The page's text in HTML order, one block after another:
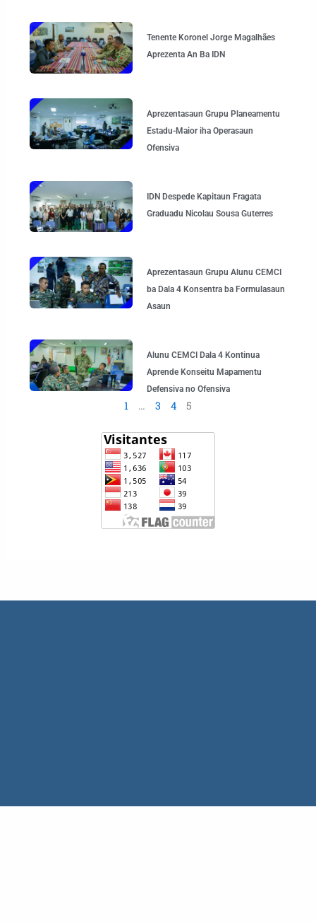
Tenente Koronel Jorge Magalhães
Aprezenta An Ba IDN
Aprezentasaun Grupu Planeamentu
Estadu-Maior iha Operasaun
Ofensiva
IDN Despede Kapitaun Fragata
Graduadu Nicolau Sousa Guterres
Aprezentasaun Grupu Alunu CEMCI
ba Dala 4 Konsentra ba Formulasaun
Asaun
Alunu CEMCI Dala 4 Kontinua
Aprende Konseitu Mapamentu
Defensiva no Ofensiva
1 … 3 4 5